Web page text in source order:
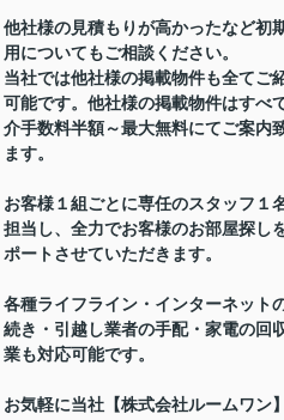
他社様の見積もりが高かったなど初
用についてもご相談ください。
当社では他社様の掲載物件も全てご
可能です。他社様の掲載物件はすべ
介手数料半額～最大無料にてご案内
ます。
お客様１組ごとに専任のスタッフ１
担当し、全力でお客様のお部屋探し
ポートさせていただきます。
各種ライフライン・インターネット
続き・引越し業者の手配・家電の回
業も対応可能です。
お気軽に当社【株式会社ルームワン